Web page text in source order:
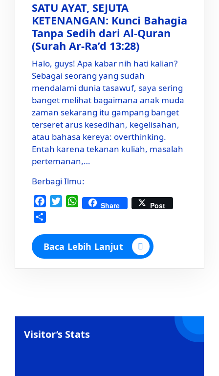
SATU AYAT, SEJUTA
KETENANGAN: Kunci Bahagia
Tanpa Sedih dari Al-Quran
(Surah Ar-Ra’d 13:28)
Halo, guys! Apa kabar nih hati kalian?
Sebagai seorang yang sudah
mendalami dunia tasawuf, saya sering
banget melihat bagaimana anak muda
zaman sekarang itu gampang banget
terseret arus kesedihan, kegelisahan,
atau bahasa kereya: overthinking.
Entah karena tekanan kuliah, masalah
pertemanan,…
Berbagi Ilmu:
Facebook
TwitterWhatsAppShare Post
Baca Lebih Lanjut
Visitor’s Stats